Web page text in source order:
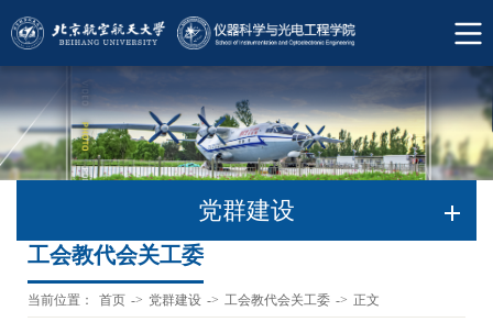
党群建设
工会教代会关工委
当前位置： 首页 -> 党群建设 -> 工会教代会关工委 -> 正文